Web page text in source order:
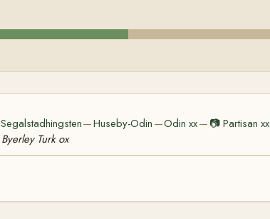
Segalstadhingsten—Huseby-Odin —Odin xx— 📷Partisan xx
Byerley Turk ox